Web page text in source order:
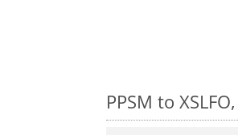
PPSM to